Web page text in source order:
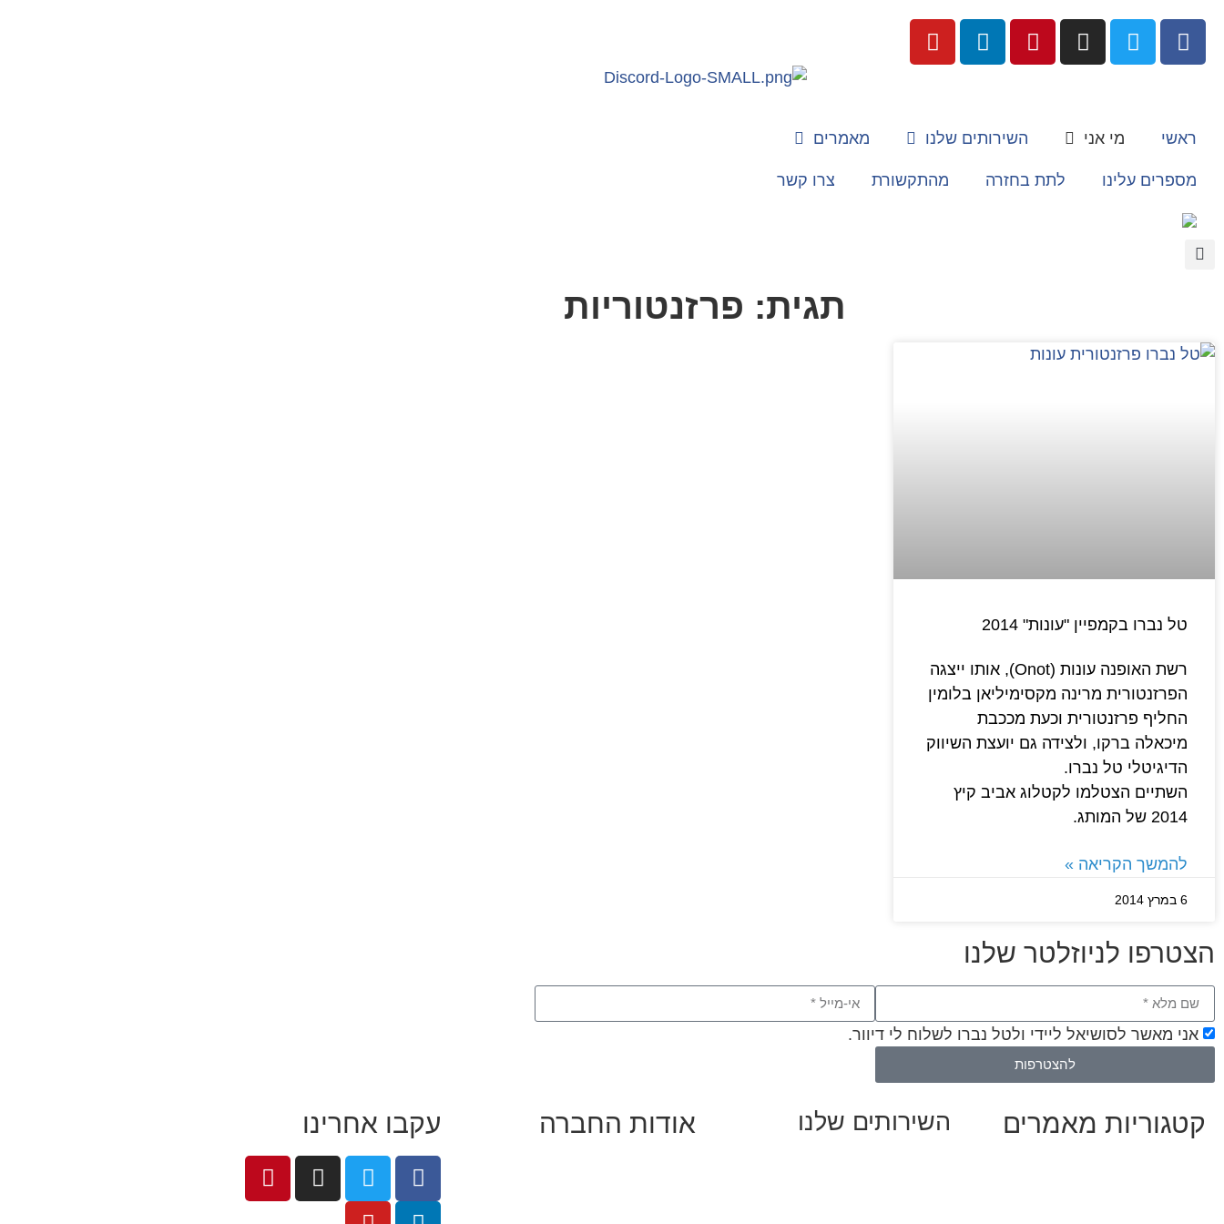
ראשי מי אני השירותים שלנו מאמרים
מספרים עלינו לתת בחזרה מהתקשורת צרו קשר
תגית: פרזנטוריות
טל נברו בקמפיין "עונות" 2014
רשת האופנה עונות (Onot), אותו ייצגה
הפרזנטורית מרינה מקסימיליאן בלומין
החליף פרזנטורית וכעת מככבת
מיכאלה ברקו, ולצידה גם יועצת השיווק
הדיגיטלי טל נברו.
השתיים הצטלמו לקטלוג אביב קיץ
2014 של המותג.
להמשך הקריאה »
6 במרץ 2014
הצטרפו לניוזלטר שלנו
אני מאשר לסושיאל ליידי ולטל נברו לשלוח לי דיוור.
להצטרפות
קטגוריות מאמרים השירותים שלנו אודות החברה עקבו אחרינו